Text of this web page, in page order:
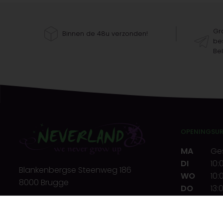
Binnen de 48u verzonden!
Blankenbergse Steenweg 186
8000 Brugge
MA
DI
WO
DO